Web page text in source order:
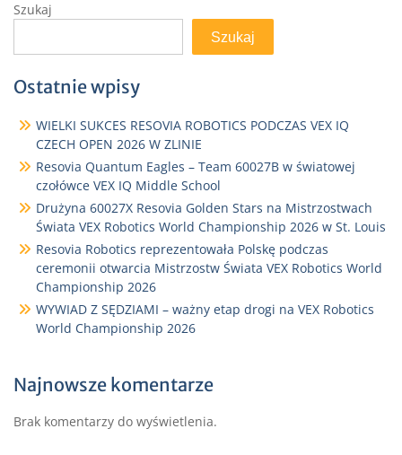
Szukaj
Szukaj
Ostatnie wpisy
WIELKI SUKCES RESOVIA ROBOTICS PODCZAS VEX IQ
CZECH OPEN 2026 W ZLINIE
Resovia Quantum Eagles – Team 60027B w światowej
czołówce VEX IQ Middle School
Drużyna 60027X Resovia Golden Stars na Mistrzostwach
Świata VEX Robotics World Championship 2026 w St. Louis
Resovia Robotics reprezentowała Polskę podczas
ceremonii otwarcia Mistrzostw Świata VEX Robotics World
Championship 2026
WYWIAD Z SĘDZIAMI – ważny etap drogi na VEX Robotics
World Championship 2026
Najnowsze komentarze
Brak komentarzy do wyświetlenia.